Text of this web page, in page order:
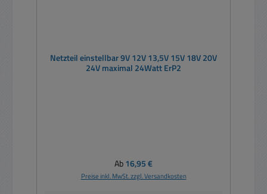
Netzteil einstellbar 9V 12V 13,5V 15V 18V 20V
24V maximal 24Watt ErP2
Regulärer Preis:
Ab16,95 €
Preise inkl. MwSt. zzgl. Versandkosten